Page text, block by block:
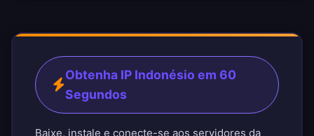
Obtenha IP Indonésio em 60
Segundos
Baixe, instale e conecte-se aos servidores da